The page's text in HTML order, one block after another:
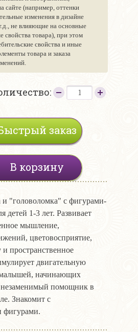
сайте (например, оттенки
изменения в дизайне
не влияющие на основные
свойства товара), при этом
свойства и иные
товара и заказа
заказ
В корзину
и "головоломка" с фигурами-
детей 1-3 лет. Развивает
мышление,
цветовосприятие,
пространственное
двигательную
начинающих
незаменимый помощник в
Знакомит с
фигурами.